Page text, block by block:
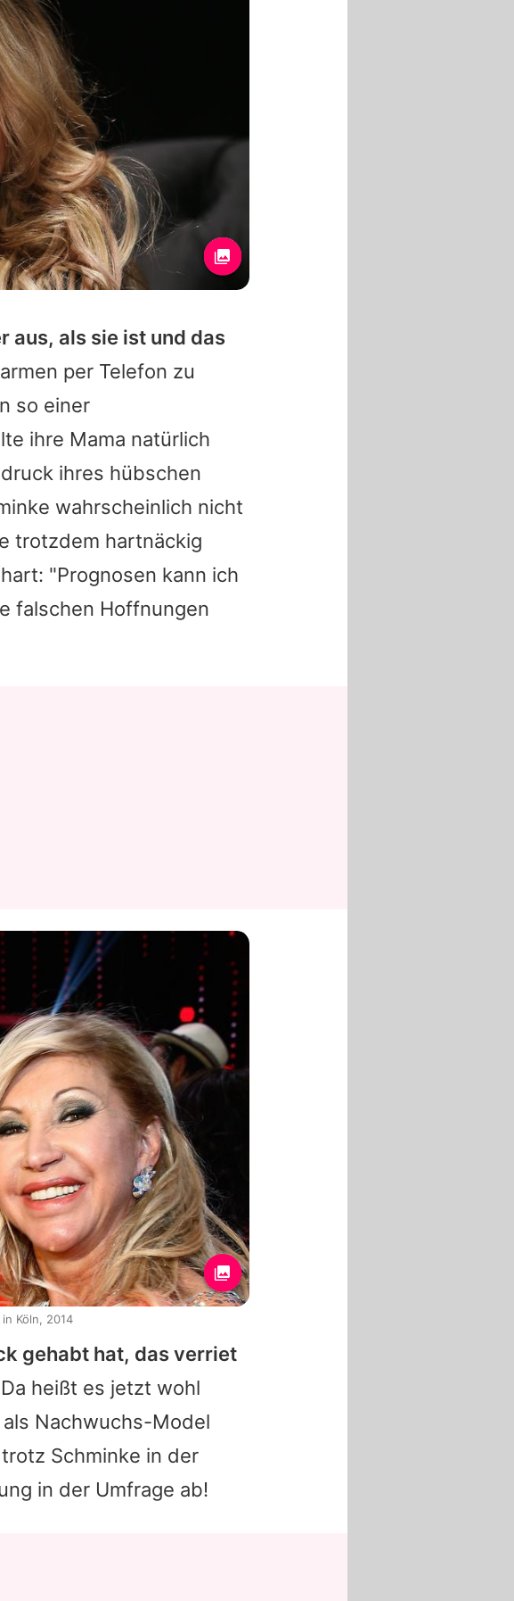
aus, als sie ist und das
per Telefon zu
so einer
ihre Mama natürlich
ihres hübschen
wahrscheinlich nicht
trotzdem hartnäckig
"Prognosen kann ich
falschen Hoffnungen
gehabt hat, das verriet
Da heißt es jetzt wohl
Nachwuchs-Model
Schminke in der
in der Umfrage ab!
Köln, 2014